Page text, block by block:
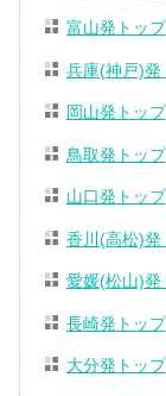
富山発トップ
兵庫(神戸)発
岡山発トップ
鳥取発トップ
山口発トップ
香川(高松)発
愛媛(松山)発
長崎発トップ
大分発トップ